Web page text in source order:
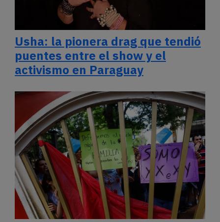
Usha: la pionera drag que tendió
puentes entre el show y el
activismo en Paraguay